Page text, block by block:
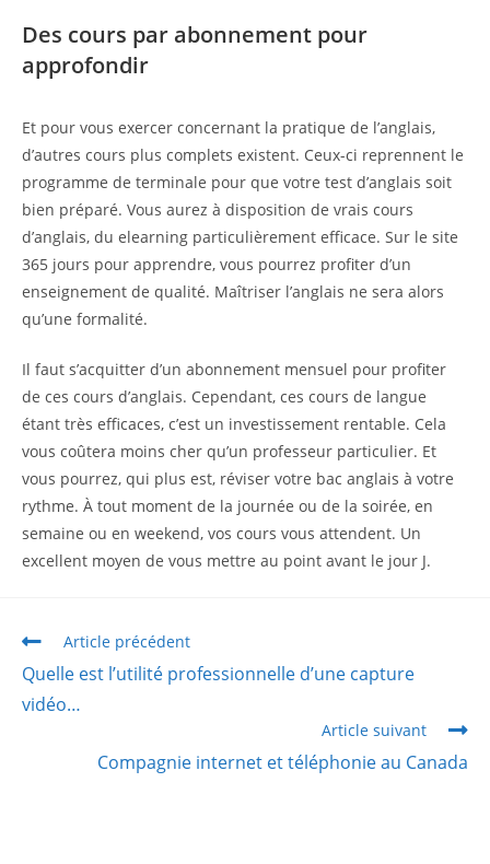
Des cours par abonnement pour
approfondir
Et pour vous exercer concernant la pratique de l’anglais,
d’autres cours plus complets existent. Ceux-ci reprennent le
programme de terminale pour que votre test d’anglais soit
bien préparé. Vous aurez à disposition de vrais cours
d’anglais, du elearning particulièrement efficace. Sur le site
365 jours pour apprendre, vous pourrez profiter d’un
enseignement de qualité. Maîtriser l’anglais ne sera alors
qu’une formalité.
Il faut s’acquitter d’un abonnement mensuel pour profiter
de ces cours d’anglais. Cependant, ces cours de langue
étant très efficaces, c’est un investissement rentable. Cela
vous coûtera moins cher qu’un professeur particulier. Et
vous pourrez, qui plus est, réviser votre bac anglais à votre
rythme. À tout moment de la journée ou de la soirée, en
semaine ou en weekend, vos cours vous attendent. Un
excellent moyen de vous mettre au point avant le jour J.
Article précédent
Quelle est l’utilité professionnelle d’une capture
vidéo…
Article suivant
Compagnie internet et téléphonie au Canada